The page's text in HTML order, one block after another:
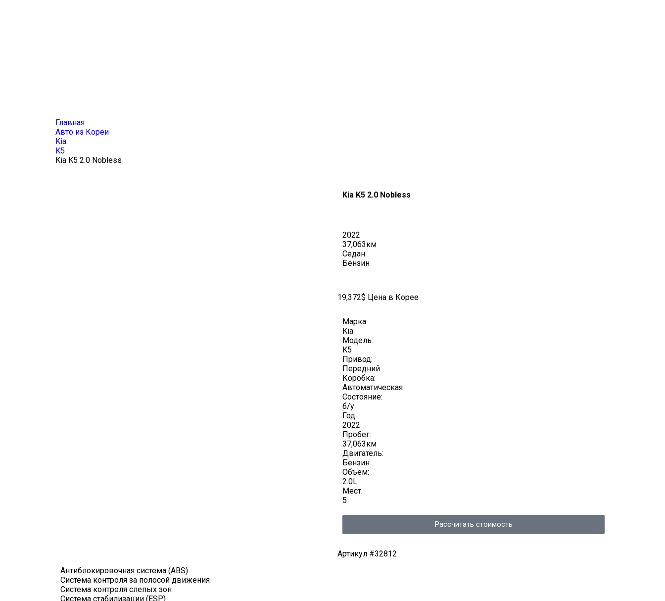
Главная
Авто из Кореи
Kia
K5
Kia K5 2.0 Nobless
Антиблокировочная система (ABS)
Система контроля за полосой движения
Система контроля слепых зон
Система стабилизации (ESP)
Kia K5 2.0 Nobless
2022
37,063км
Седан
Бензин
19,372$ Цена в Корее
Марка:
Kia
Модель:
K5
Привод:
Передний
Коробка:
Автоматическая
Состояние:
б/у
Год:
2022
Пробег:
37,063км
Двигатель:
Бензин
Объем:
2.0L
Мест:
5
Рассчитать стоимость
Артикул #32812